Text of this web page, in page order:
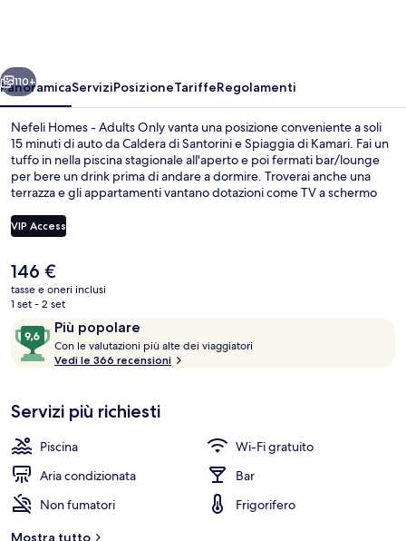
Avanti
110+
PanoramicaServiziPosizioneTariffeRegolamenti
Nefeli Homes - Adults Only vanta una posizione conveniente a soli
15 minuti di auto da Caldera di Santorini e Spiaggia di Kamari. Fai un
tuffo in nella piscina stagionale all'aperto e poi fermati bar/lounge
per bere un drink prima di andare a dormire. Troverai anche una
terrazza e gli appartamenti vantano dotazioni come TV a schermo
le condizioni generali.
VIP Access
Il
prezzo
attuale
146 €
146 €
tasse e oneri inclusi
1 set - 2 set
RecensioniPiù popolare
9,6
su
10,
popolare
Con le valutazioni più alte dei viaggiatori
u
Vedi le 366 recensioni
Servizi più richiesti
Piscina
Wi-Fi gratuito
Aria condizionata
Bar
Non fumatori
Frigorifero
Mostra tutto